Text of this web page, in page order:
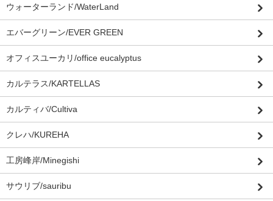
ウォーターランド/WaterLand
エバーグリーン/EVER GREEN
オフィスユーカリ/office eucalyptus
カルテラス/KARTELLAS
カルティバ/Cultiva
クレハ/KUREHA
工房峰岸/Minegishi
サウリブ/sauribu